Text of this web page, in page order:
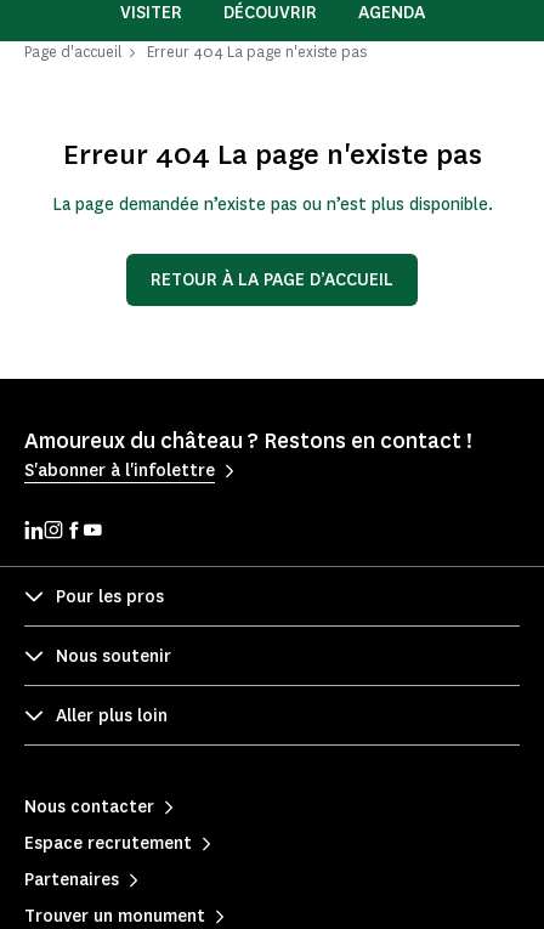
VISITER DÉCOUVRIR AGENDA
Page d'accueil Erreur 404 La page n'existe pas
Erreur 404 La page n'existe pas
La page demandée n’existe pas ou n’est plus disponible.
RETOUR À LA PAGE D’ACCUEIL
Amoureux du château ? Restons en contact !
S'abonner à l'infolettre
Pour les pros
Nous soutenir
Aller plus loin
Nous contacter
Espace recrutement
Partenaires
Trouver un monument